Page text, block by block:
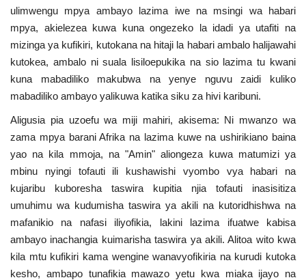
ulimwengu mpya ambayo lazima iwe na msingi wa habari
mpya, akielezea kuwa kuna ongezeko la idadi ya utafiti na
mizinga ya kufikiri, kutokana na hitaji la habari ambalo halijawahi
kutokea, ambalo ni suala lisiloepukika na sio lazima tu kwani
kuna mabadiliko makubwa na yenye nguvu zaidi kuliko
mabadiliko ambayo yalikuwa katika siku za hivi karibuni.
Aligusia pia uzoefu wa miji mahiri, akisema: Ni mwanzo wa
zama mpya barani Afrika na lazima kuwe na ushirikiano baina
yao na kila mmoja, na "Amin" aliongeza kuwa matumizi ya
mbinu nyingi tofauti ili kushawishi vyombo vya habari na
kujaribu kuboresha taswira kupitia njia tofauti inasisitiza
umuhimu wa kudumisha taswira ya akili na kutoridhishwa na
mafanikio na nafasi iliyofikia, lakini lazima ifuatwe kabisa
ambayo inachangia kuimarisha taswira ya akili. Alitoa wito kwa
kila mtu kufikiri kama wengine wanavyofikiria na kurudi kutoka
kesho, ambapo tunafikia mawazo yetu kwa miaka ijayo na